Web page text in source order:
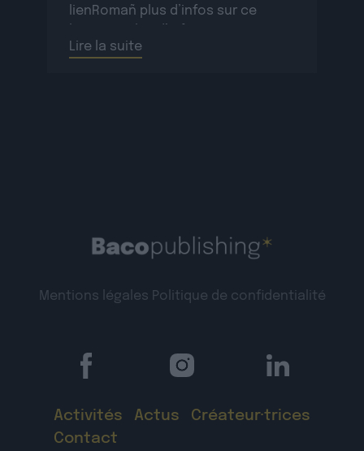
lienRomañ plus d’infos sur ce
lienSopycal plus d’infos sur ce
Lire la suite
Mentions légales Politique de confidentialité
Activités Actus
Créateur·trices
Contact